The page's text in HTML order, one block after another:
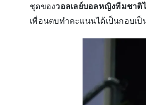
ชุดของวอลเลย์บอลหญิงทีมชาติ
เพื่อนตบทำคะแนนได้เป็นกอบเ